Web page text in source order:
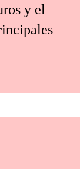
y el